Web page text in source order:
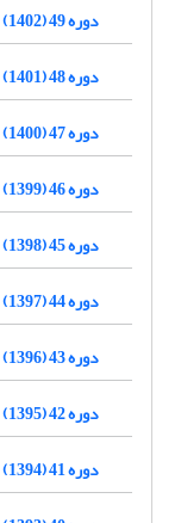
دوره 49 (1402)
دوره 48 (1401)
دوره 47 (1400)
دوره 46 (1399)
دوره 45 (1398)
دوره 44 (1397)
دوره 43 (1396)
دوره 42 (1395)
دوره 41 (1394)